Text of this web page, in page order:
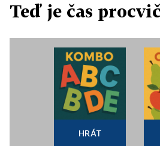
Teď je čas
HRÁT